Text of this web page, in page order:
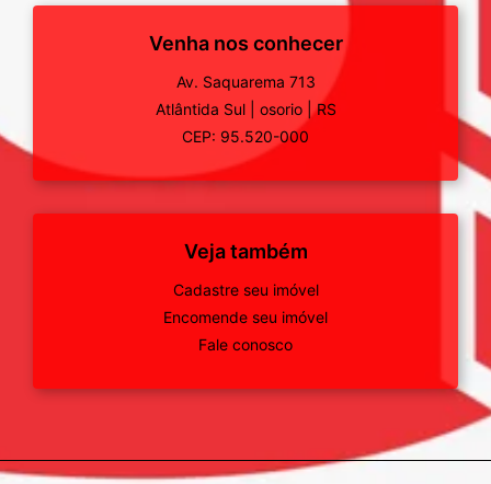
Venha nos conhecer
Av. Saquarema 713
Atlântida Sul
osorio
RS
CEP: 95.520-000
Veja também
Cadastre seu imóvel
Encomende seu imóvel
Fale conosco